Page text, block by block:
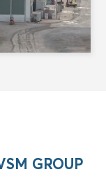
GROUP